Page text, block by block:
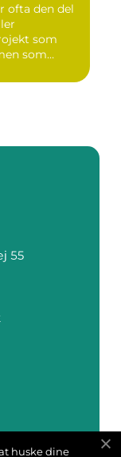
ofta den del
som
huske dine